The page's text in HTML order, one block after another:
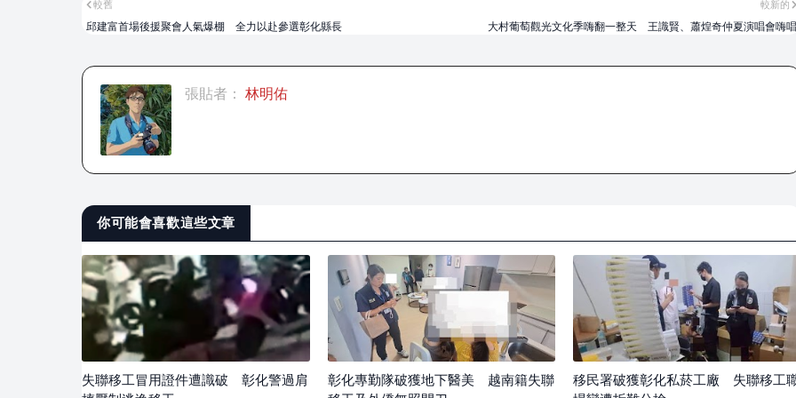
較新的
大村葡萄觀光文化季嗨翻一整天 王識賢、蕭煌奇仲夏演唱會嗨唱
較舊
邱建富首場後援聚會人氣爆棚 全力以赴參選彰化縣長
張貼者： 林明佑
你可能會喜歡這些文章
失聯移工冒用證件遭識破 彰化警過肩
彰化專勤隊破獲地下醫美 越南籍失聯
移民署破獲彰化私菸工廠 失聯移工